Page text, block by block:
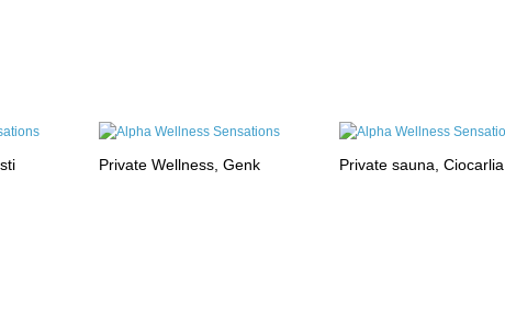
Private Wellness, Genk Private sauna, Ciocarlia